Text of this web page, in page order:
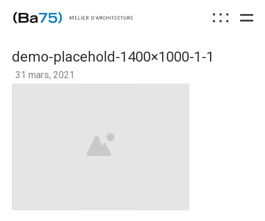
demo-placehold-1400×1000-1-1
31 mars, 2021